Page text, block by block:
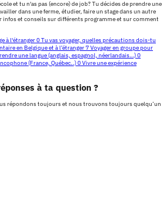
et tu n'as pas (encore) de job? Tu décides de prendre une
dans une ferme, étudier, faire un stage dans un autre
infos et conseils sur différents programme et sur comment
à l'étranger0Tu vas voyager, quelles précautions dois-tu
en Belgique et à l’étranger7Voyager en groupe pour
une langue (anglais, espagnol, néerlandais…)0
(France, Québec..)0Vivre une expérience
à ta question ?
répondons toujours et nous trouvons toujours quelqu’un